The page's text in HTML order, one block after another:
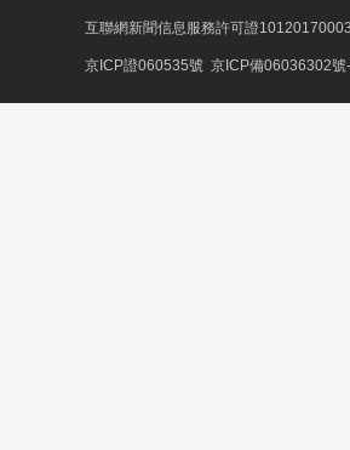
互聯網新聞信息服務許可證10120170003
京ICP證060535號 京ICP備06036302號